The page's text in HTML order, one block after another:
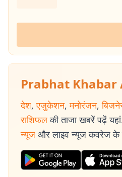
Prabhat Khabar
देश, एजुकेशन, मनोरंजन,
राशिफल की ताजा खबरें पढ़ें
न्यूज और लाइव न्यूज कवरेज के